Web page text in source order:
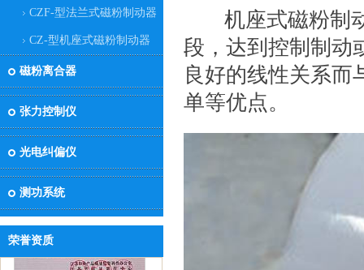
式磁粉制动器
CZF-型法兰式磁粉制动器
CZ-型机座式磁粉制动器
磁粉离合器
张力控制仪
光电纠偏仪
测功系统
荣誉资质
科技创新先进单位
机座式磁粉制动
段，达到控制制动
良好的线性关系而
单等优点。